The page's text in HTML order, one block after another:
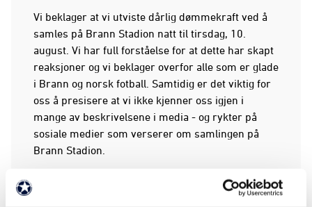
Vi beklager at vi utviste dårlig dømmekraft ved å
samles på Brann Stadion natt til tirsdag, 10.
august. Vi har full forståelse for at dette har skapt
reaksjoner og vi beklager overfor alle som er glade
i Brann og norsk fotball. Samtidig er det viktig for
oss å presisere at vi ikke kjenner oss igjen i
mange av beskrivelsene i media - og rykter på
sosiale medier som verserer om samlingen på
Brann Stadion.
Vi ønsker å være tydelige på at vi tar fullstendig
avstand fra narkotikabruk. Vi drakk alkohol, og